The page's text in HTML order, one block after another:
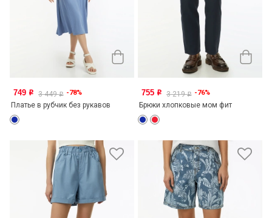
749 o 3 449o -78%
Платье в рубчик без рукавов
755 o 3 219o -76%
Брюки хлопковые мом фит